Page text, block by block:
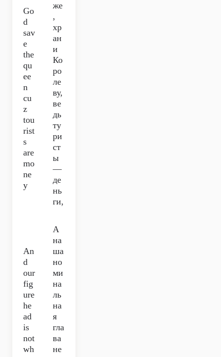
Go
d
sav
e
the
qu
ee
n
cu
z
tou
rist
s
are
mo
ne
y
же
,
хр
ан
и
Ко
ро
ле
ву,
ве
дь
ту
ри
ст
ы
—
де
нь
ги,
An
d
our
fig
ure
he
ad
is
not
wh
А
на
ша
но
ми
на
ль
на
я
гла
ва
не